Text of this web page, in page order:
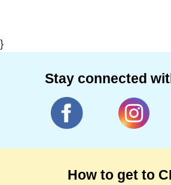
}
Stay connected
How to get to